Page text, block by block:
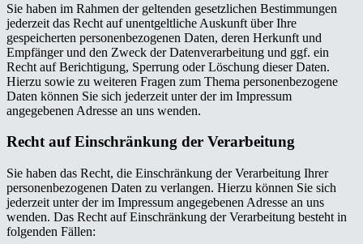
Sie haben im Rahmen der geltenden gesetzlichen Bestimmungen
jederzeit das Recht auf unentgeltliche Auskunft über Ihre
gespeicherten personenbezogenen Daten, deren Herkunft und
Empfänger und den Zweck der Datenverarbeitung und ggf. ein
Recht auf Berichtigung, Sperrung oder Löschung dieser Daten.
Hierzu sowie zu weiteren Fragen zum Thema personenbezogene
Daten können Sie sich jederzeit unter der im Impressum
angegebenen Adresse an uns wenden.
Recht auf Einschränkung der Verarbeitung
Sie haben das Recht, die Einschränkung der Verarbeitung Ihrer
personenbezogenen Daten zu verlangen. Hierzu können Sie sich
jederzeit unter der im Impressum angegebenen Adresse an uns
wenden. Das Recht auf Einschränkung der Verarbeitung besteht in
folgenden Fällen: